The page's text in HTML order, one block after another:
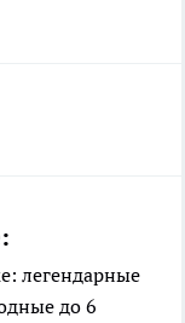
легендарные
до 6